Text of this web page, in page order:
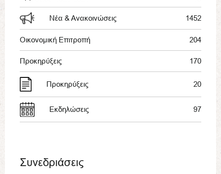
Νέα & Ανακοινώσεις 1452
Οικονομική Επιτροπή 204
Προκηρύξεις 170
Προκηρύξεις 20
Εκδηλώσεις 97
Συνεδριάσεις